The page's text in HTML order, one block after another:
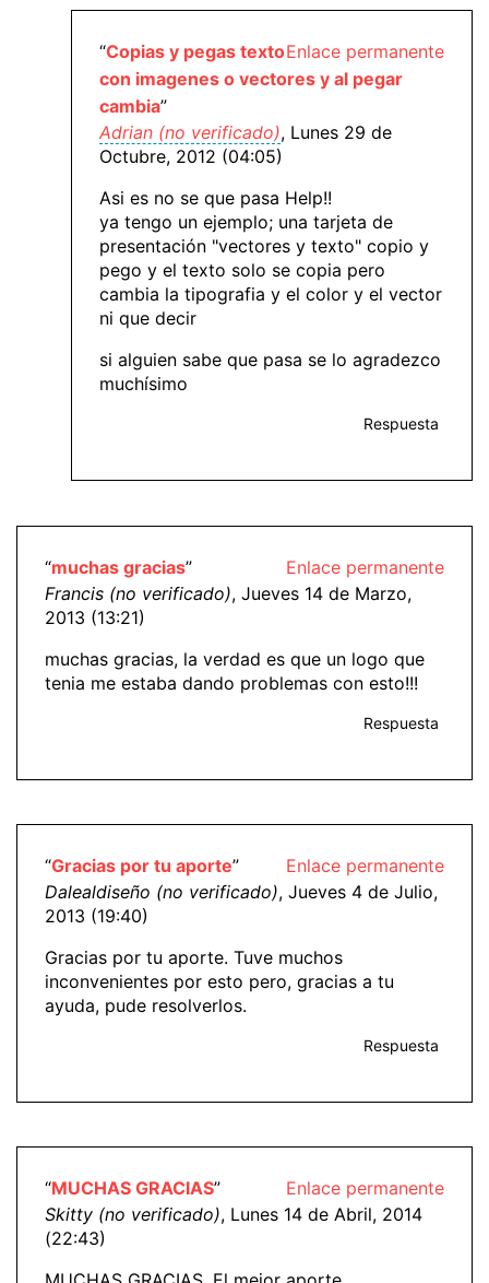
Enlace permanente
“Copias y pegas texto
con imagenes o vectores y al pegar
cambia”
Adrian (no verificado), Lunes 29 de
Octubre, 2012 (04:05)
Asi es no se que pasa Help!!
ya tengo un ejemplo; una tarjeta de
presentación "vectores y texto" copio y
pego y el texto solo se copia pero
cambia la tipografia y el color y el vector
ni que decir
si alguien sabe que pasa se lo agradezco
muchísimo
Respuesta
Enlace permanente
“muchas gracias”
Francis (no verificado), Jueves 14 de Marzo,
2013 (13:21)
muchas gracias, la verdad es que un logo que
tenia me estaba dando problemas con esto!!!
Respuesta
Enlace permanente
“Gracias por tu aporte”
Dalealdiseño (no verificado), Jueves 4 de Julio,
2013 (19:40)
Gracias por tu aporte. Tuve muchos
inconvenientes por esto pero, gracias a tu
ayuda, pude resolverlos.
Respuesta
Enlace permanente
“MUCHAS GRACIAS”
Skitty (no verificado), Lunes 14 de Abril, 2014
(22:43)